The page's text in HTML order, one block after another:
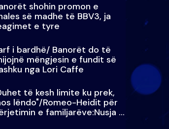
shohin promon e
së madhe të BBV3, ja
e tyre
i bardhë/ Banorët do të
mëngjesin e fundit së
nga Lori Caffe
të kesh limite ku prek,
lëndo"/Romeo-Heidit për
e familjarëve:Nusja e